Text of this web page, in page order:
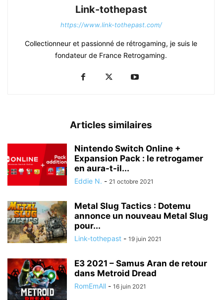
Link-tothepast
https://www.link-tothepast.com/
Collectionneur et passionné de rétrogaming, je suis le
fondateur de France Retrogaming.
Articles similaires
Nintendo Switch Online +
Expansion Pack : le retrogamer
en aura-t-il...
Eddie N. - 21 octobre 2021
Metal Slug Tactics : Dotemu
annonce un nouveau Metal Slug
pour...
Link-tothepast - 19 juin 2021
E3 2021 – Samus Aran de retour
dans Metroid Dread
RomEmAll - 16 juin 2021